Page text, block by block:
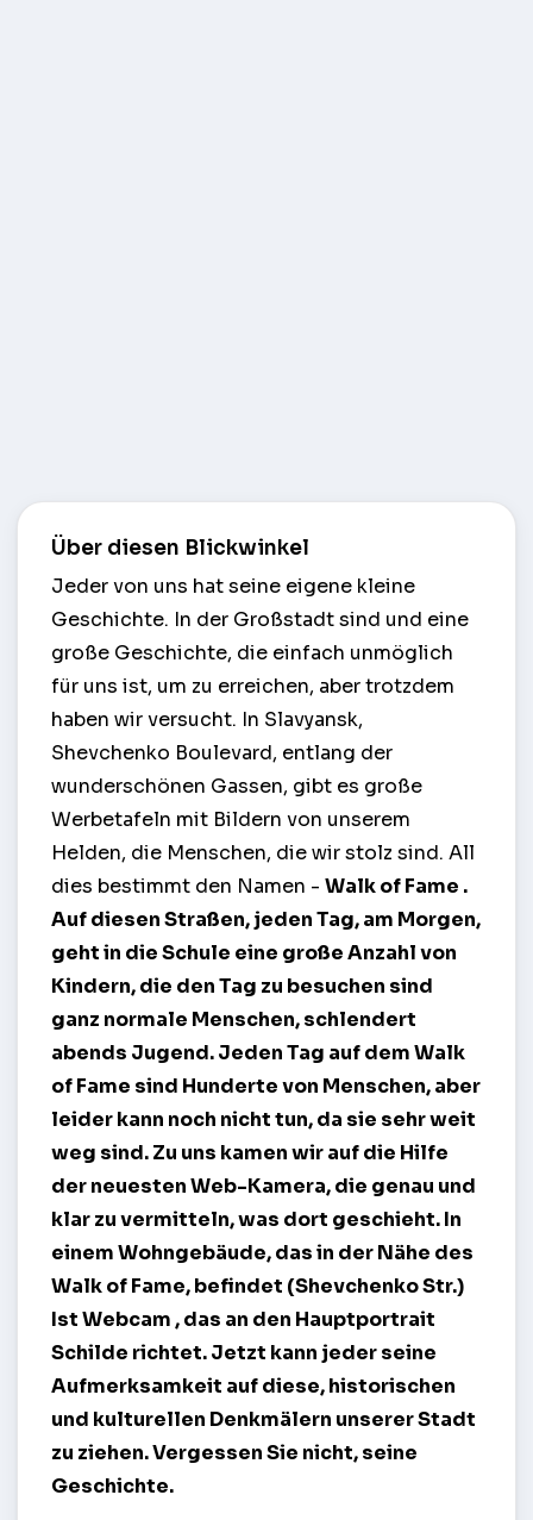
Über diesen Blickwinkel
Jeder von uns hat seine eigene kleine
Geschichte. In der Großstadt sind und eine
große Geschichte, die einfach unmöglich
für uns ist, um zu erreichen, aber trotzdem
haben wir versucht. In Slavyansk,
Shevchenko Boulevard, entlang der
wunderschönen Gassen, gibt es große
Werbetafeln mit Bildern von unserem
Helden, die Menschen, die wir stolz sind. All
dies bestimmt den Namen - Walk of Fame .
Auf diesen Straßen, jeden Tag, am Morgen,
geht in die Schule eine große Anzahl von
Kindern, die den Tag zu besuchen sind
ganz normale Menschen, schlendert
abends Jugend. Jeden Tag auf dem Walk
of Fame sind Hunderte von Menschen, aber
leider kann noch nicht tun, da sie sehr weit
weg sind. Zu uns kamen wir auf die Hilfe
der neuesten Web-Kamera, die genau und
klar zu vermitteln, was dort geschieht. In
einem Wohngebäude, das in der Nähe des
Walk of Fame, befindet (Shevchenko Str.)
IstWebcam, das an den Hauptportrait
Schilde richtet. Jetzt kann jeder seine
Aufmerksamkeit auf diese, historischen
und kulturellen Denkmälern unserer Stadt
zu ziehen. Vergessen Sie nicht, seine
Geschichte.